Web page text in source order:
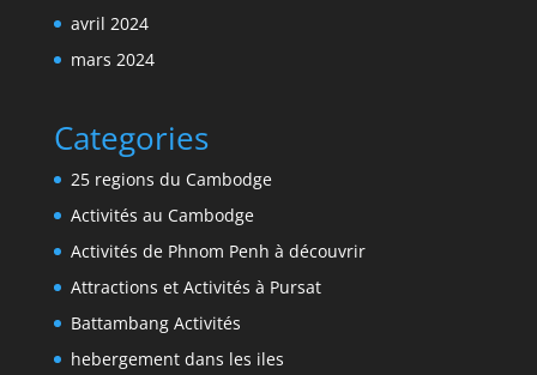
avril 2024
mars 2024
Categories
25 regions du Cambodge
Activités au Cambodge
Activités de Phnom Penh à découvrir
Attractions et Activités à Pursat
Battambang Activités
hebergement dans les iles